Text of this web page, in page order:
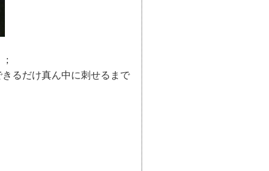
るだけ真ん中に刺せるまで